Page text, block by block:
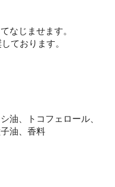
なじませます。
ております。
油、トコフェロール、
油、香料